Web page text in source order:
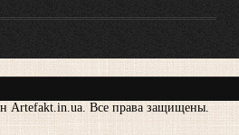
Artefakt.in.ua. Все права защищены.